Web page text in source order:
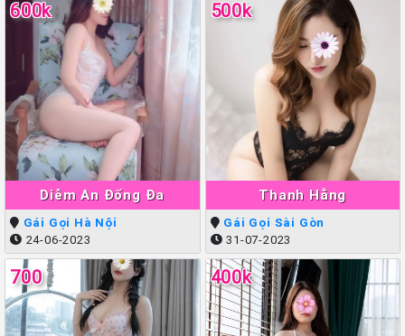
Diễm An Đống Đa
600k
Gái Gọi Hà Nội
24-06-2023
Thanh Hằng
500k
Gái Gọi Sài Gòn
31-07-2023
700 400k